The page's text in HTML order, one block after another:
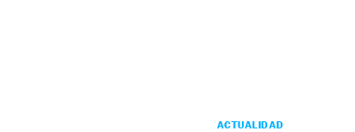
ACTUALIDAD